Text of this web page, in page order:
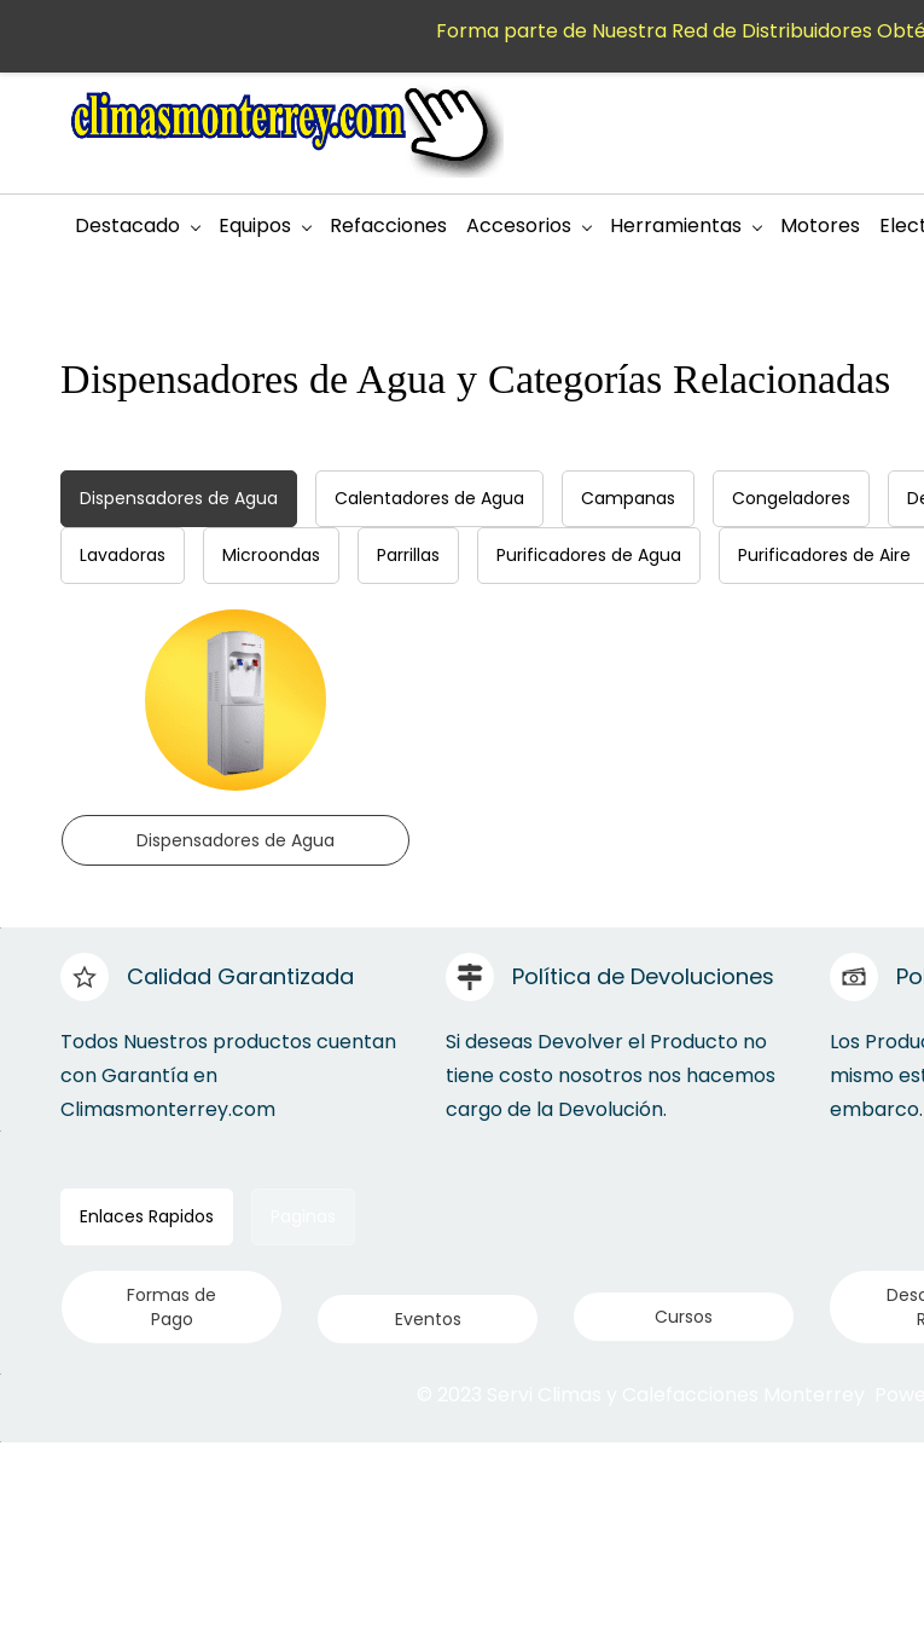
principal
Destacado Equipos Refacciones Accesorios Herramientas Motores
Dispensadores de Agua y Categorías Relacionadas
Dispensadores de Agua Calentadores de Agua Campanas Congeladores
Lavadoras Microondas Parrillas Purificadores de Agua Purificadores de Aire
Dispensadores de Agua
Calidad Garantizada
Todos Nuestros productos cuentan
con Garantía en
Climasmonterrey.com
Política de Devoluciones
Si deseas Devolver el Producto no
tiene costo nosotros nos hacemos
cargo de la Devolución.
Los
mismo
embarco.
Enlaces Rapidos
Formas de
Pago
Eventos Cursos
Forma parte de Nuestra Red de Distribuidores